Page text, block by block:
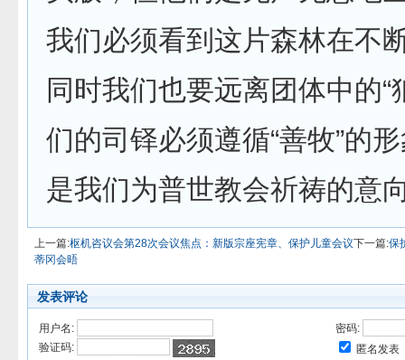
我们必须看到这片森林在不
同时我们也要远离团体中的“
们的司铎必须遵循“善牧”的
是我们为普世教会祈祷的意
上一篇:枢机咨议会第28次会议焦点：新版宗座宪章、保护儿童会议下一篇:保
蒂冈会晤
发表评论
用户名:
密码:
验证码:
匿名发表